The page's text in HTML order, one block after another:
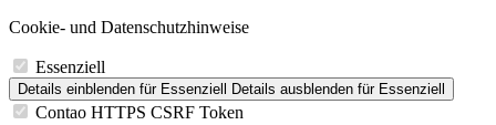
Cookie- und Datenschutzhinweise
Essenziell
Details einblenden für Essenziell Details ausblenden für Essenziell
Contao HTTPS CSRF Token